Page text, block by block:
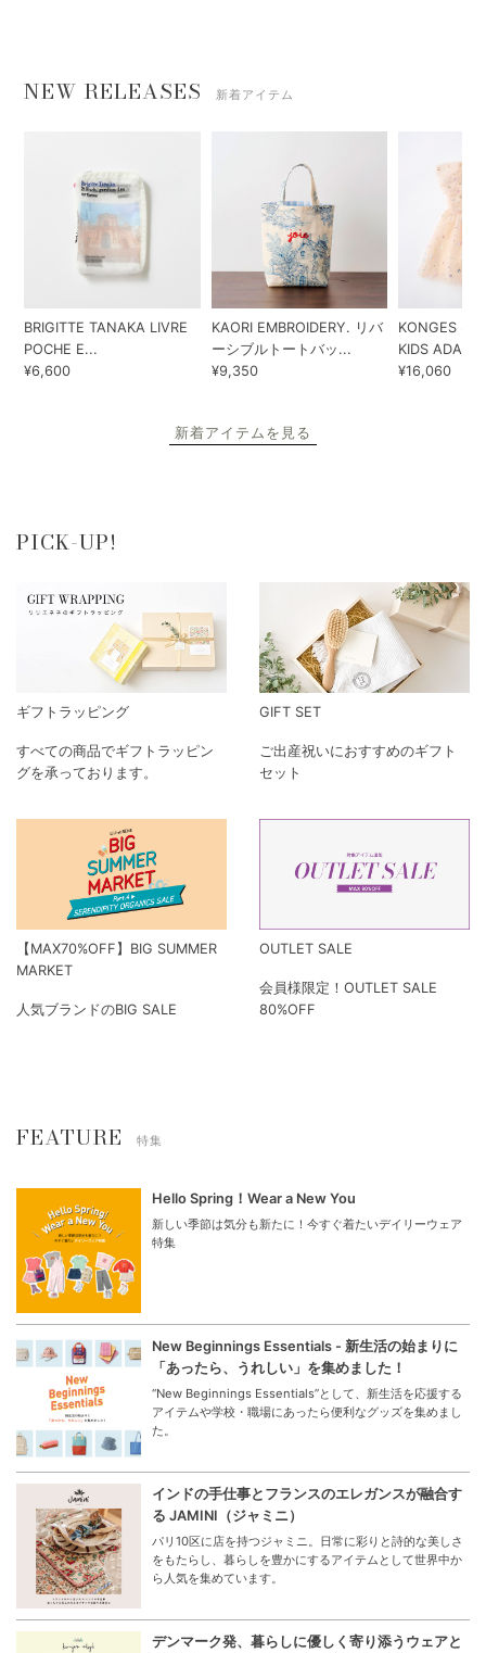
NEW RELEASES 新着アイテム
BRIGITTE TANAKA LIVRE
POCHE E...
¥6,600
KAORI EMBROIDERY. リバ
ーシブルトートバッ...
¥9,350
KONGES
KIDS ADA...
¥16,060
新着アイテムを見る
PICK-UP!
ギフトラッピング
すべての商品でギフトラッピン
グを承っております。
GIFT SET
ご出産祝いにおすすめのギフト
セット
【MAX70%OFF】BIG SUMMER
MARKET
人気ブランドのBIG SALE
OUTLET SALE
会員様限定！OUTLET SALE
80%OFF
FEATURE 特集
Hello Spring！Wear a New You
新しい季節は気分も新たに！今すぐ着たいデイリーウェア
特集
New Beginnings Essentials - 新生活の始まりに
「あったら、うれしい」を集めました！
“New Beginnings Essentials”として、新生活を応援する
アイテムや学校・職場にあったら便利なグッズを集めまし
た。
インドの手仕事とフランスのエレガンスが融合す
る JAMINI（ジャミニ）
パリ10区に店を持つジャミニ。日常に彩りと詩的な美しさ
をもたらし、暮らしを豊かにするアイテムとして世界中か
ら人気を集めています。
デンマーク発、暮らしに優しく寄り添うウェアと